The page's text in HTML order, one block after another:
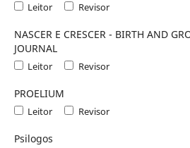
Leitor Revisor
NASCER E CRESCER - BIRTH AND
JOURNAL
Leitor Revisor
PROELIUM
Leitor Revisor
Psilogos